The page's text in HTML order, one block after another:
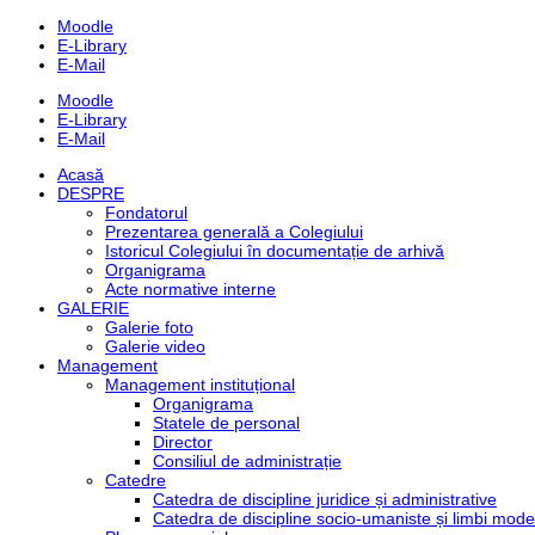
Moodle
E-Library
E-Mail
Moodle
E-Library
E-Mail
Skip
Acasă
DESPRE
Fondatorul
Prezentarea generală a Colegiului
Istoricul Colegiului în documentație de arhivă
Organigrama
Acte normative interne
GALERIE
Galerie foto
Galerie video
Management
Management instituțional
Organigrama
Statele de personal
Director
Consiliul de administrație
Catedre
Catedra de discipline juridice și administrative
Catedra de discipline socio-umaniste și limbi